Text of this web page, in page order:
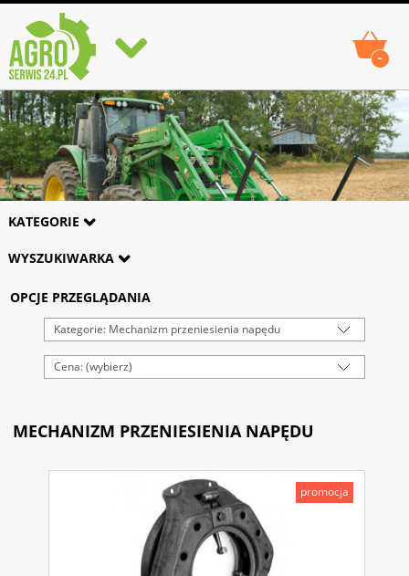
-
KATEGORIE
WYSZUKIWARKA
OPCJE PRZEGLĄDANIA
Kategorie: Mechanizm przeniesienia napędu
Cena: (wybierz)
MECHANIZM PRZENIESIENIA NAPĘDU
promocja